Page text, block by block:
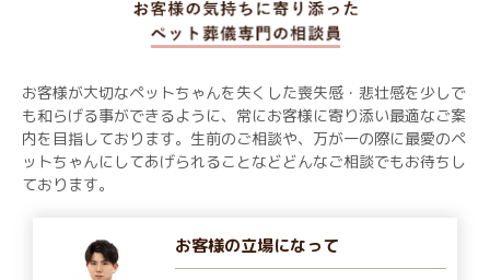
お客様が大切なペットちゃんを失くした喪失感・悲壮感を少しで
も和らげる事ができるように、常にお客様に寄り添い最適なご案
内を目指しております。生前のご相談や、万が一の際に最愛のペ
ットちゃんにしてあげられることなどどんなご相談でもお待ちし
ております。
お客様の立場になって